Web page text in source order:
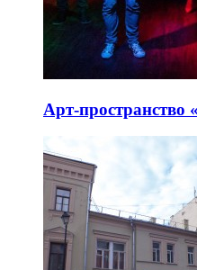
Арт-пространство